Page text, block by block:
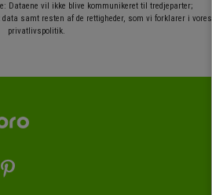
Dataene vil ikke blive kommunikeret til tredjeparter;
samt resten af de rettigheder, som vi forklarer i vores
privatlivspolitik.